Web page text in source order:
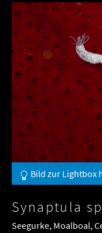
Bild zur Lightbox
Synaptula sp
Seegurke, Moalboal,